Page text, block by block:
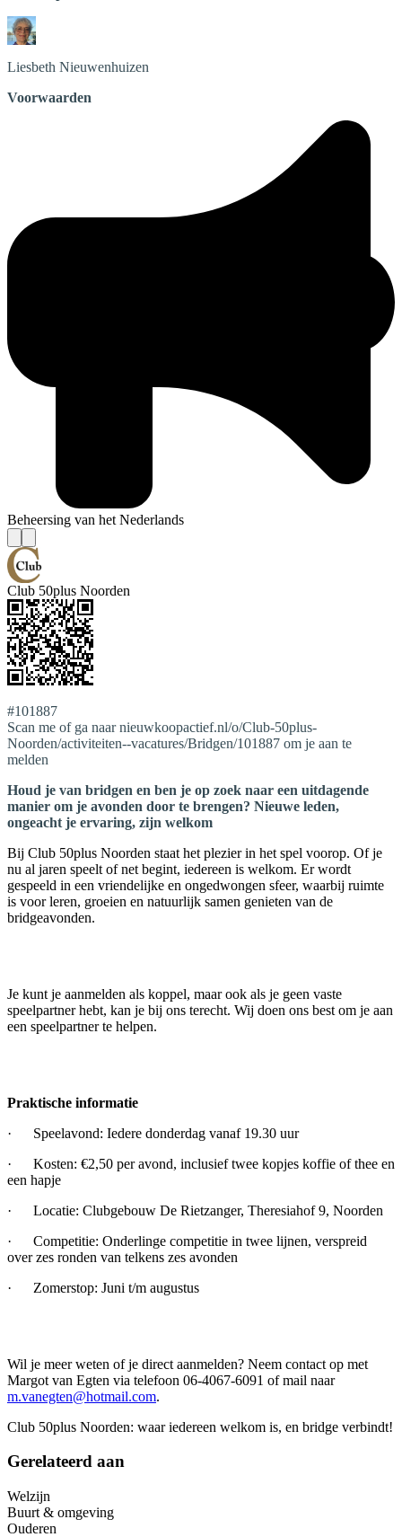
Liesbeth Nieuwenhuizen
Voorwaarden
Beheersing van het Nederlands
Club 50plus Noorden
#101887
Scan me of ga naar nieuwkoopactief.nl/o/Club-50plus-
Noorden/activiteiten--vacatures/Bridgen/101887 om je aan te
melden
Houd je van bridgen en ben je op zoek naar een uitdagende
manier om je avonden door te brengen? Nieuwe leden,
ongeacht je ervaring, zijn welkom
Bij Club 50plus Noorden staat het plezier in het spel voorop. Of je
nu al jaren speelt of net begint, iedereen is welkom. Er wordt
gespeeld in een vriendelijke en ongedwongen sfeer, waarbij ruimte
is voor leren, groeien en natuurlijk samen genieten van de
bridgeavonden.
Je kunt je aanmelden als koppel, maar ook als je geen vaste
speelpartner hebt, kan je bij ons terecht. Wij doen ons best om je aan
een speelpartner te helpen.
Praktische informatie
· Speelavond: Iedere donderdag vanaf 19.30 uur
· Kosten: €2,50 per avond, inclusief twee kopjes koffie of thee en
een hapje
· Locatie: Clubgebouw De Rietzanger, Theresiahof 9, Noorden
· Competitie: Onderlinge competitie in twee lijnen, verspreid
over zes ronden van telkens zes avonden
· Zomerstop: Juni t/m augustus
Wil je meer weten of je direct aanmelden? Neem contact op met
Margot van Egten via telefoon 06-4067-6091 of mail naar
m.vanegten@hotmail.com.
Club 50plus Noorden: waar iedereen welkom is, en bridge verbindt!
Gerelateerd aan
Welzijn
Buurt & omgeving
Ouderen